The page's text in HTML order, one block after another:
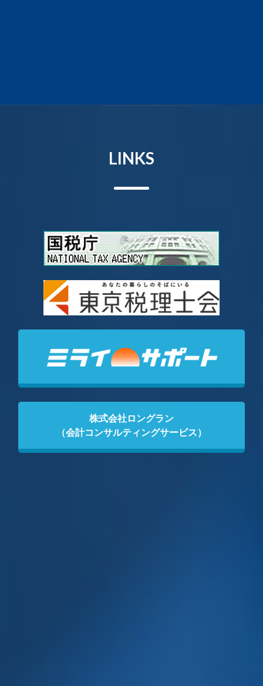
LINKS
株式会社ロングラン
（会計コンサルティングサービス）